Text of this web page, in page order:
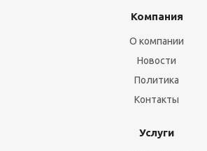
Компания
О компании
Новости
Политика
Контакты
Услуги